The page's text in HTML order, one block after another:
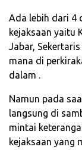
Ada lebih dari 4
kejaksaan yaitu
Jabar,
mana di
dalam .
Namun pada
langsung di
mintai
kejaksaan yang